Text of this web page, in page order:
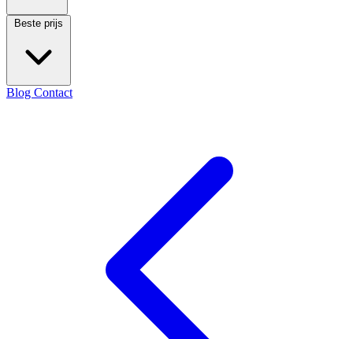
Beste prijs
Blog Contact